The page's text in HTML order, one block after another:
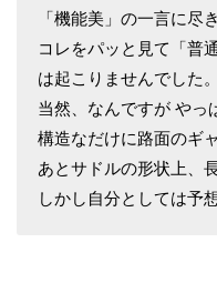
「機能美」の一言に尽
コレをパッと見て「普
は起こりませんでした。
当然、なんですが やっ
構造なだけに路面のギ
あとサドルの形状上、
しかし自分としては予